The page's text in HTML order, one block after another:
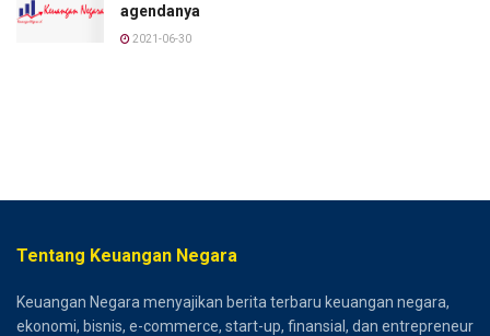
agendanya
2021-06-30
Tentang Keuangan Negara
Keuangan Negara menyajikan berita terbaru keuangan negara,
ekonomi, bisnis, e-commerce, start-up, finansial, dan entrepreneur